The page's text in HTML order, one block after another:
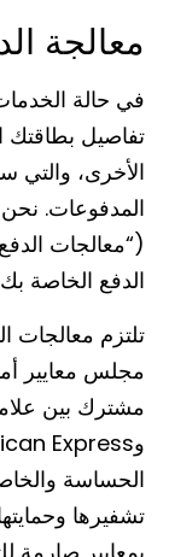
معالجة
في حالة
تفاصيل بطاقتك
الأخرى، والتي
المدفوعات.
(“معالجات
الدفع الخاصة
تلتزم معالجات
مجلس معايير
تشفيرها